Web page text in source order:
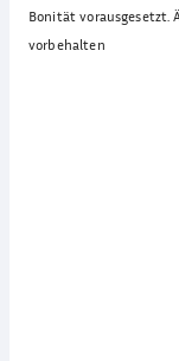
Bonität vorausgesetzt.
vorbehalten